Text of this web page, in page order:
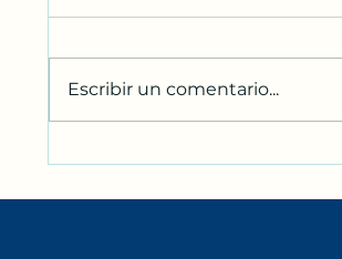
¡Echa un vistazo a nuestra
Escribir un comentario...